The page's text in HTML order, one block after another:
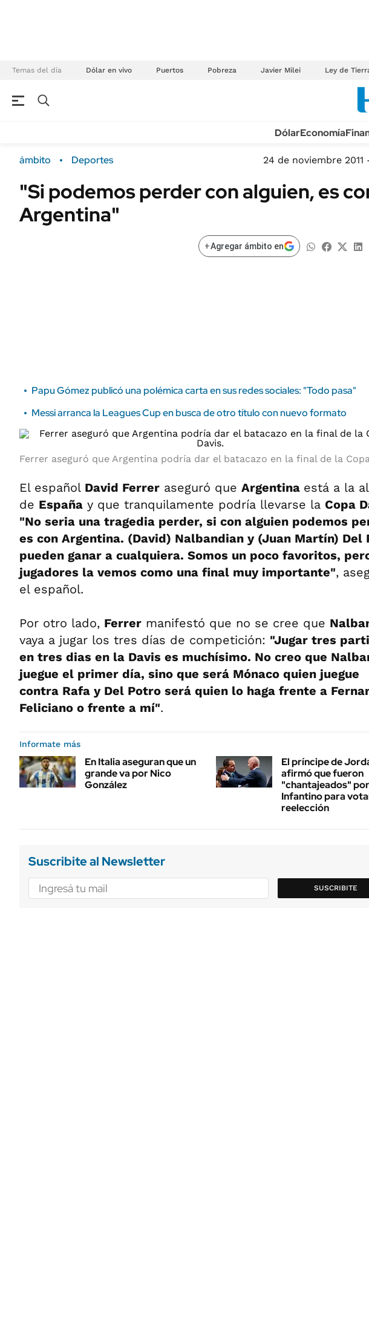
Temas del día Dólar en vivo Puertos Pobreza Javier Milei Ley de
Campo
FINANZAS
Sustentabilidad
POLÍTICA
TECNOLOGÍA
MÉXICO
MUNDO
DólarEconomía
ámbito Deportes 24 de noviembre 2011
"Si podemos perder con alguien, es
Argentina"
+Agregar ámbito en
Papu Gómez publicó una polémica carta en sus redes sociales: "Todo pasa"
Messi arranca la Leagues Cup en busca de otro título con nuevo formato
Ferrer aseguró que Argentina podría dar el batacazo en la final de la
El español David Ferrer aseguró que Argentina está a la
de España y que tranquilamente podría llevarse la Copa
"No seria una tragedia perder, si con alguien podemos
es con Argentina. (David) Nalbandian y (Juan Martín) Del
pueden ganar a cualquiera. Somos un poco favoritos,
jugadores la vemos como una final muy importante",
el español.
Por otro lado, Ferrer manifestó que no se cree que
vaya a jugar los tres días de competición: "Jugar tres
en tres dias en la Davis es muchísimo. No creo que
juegue el primer día, sino que será Mónaco quien juegue
contra Rafa y Del Potro será quien lo haga frente a
Feliciano o frente a mí".
Informate más
En Italia aseguran que un
grande va por Nico
González
El príncipe de
afirmó que fueron
"chantajeados"
Infantino para
reelección
Suscribite al Newsletter
SUSCRIBITE